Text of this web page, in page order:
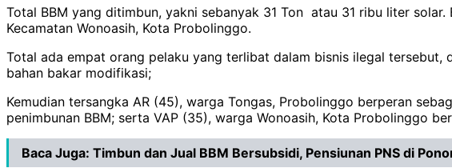
Total BBM yang ditimbun, yakni sebanyak 31 Ton atau 31 ribu liter
Kecamatan Wonoasih, Kota Probolinggo.
Total ada empat orang pelaku yang terlibat dalam bisnis ilegal
bahan bakar modifikasi;
Kemudian tersangka AR (45), warga Tongas, Probolinggo berperan
penimbunan BBM; serta VAP (35), warga Wonoasih, Kota Probolinggo
Baca Juga: Timbun dan Jual BBM Bersubsidi, Pensiunan PNS di